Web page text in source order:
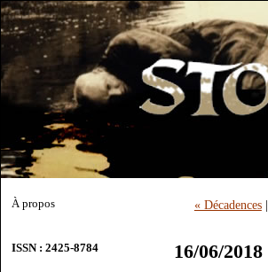
À propos
ISSN : 2425-8784
« Décadences|
16/06/2018